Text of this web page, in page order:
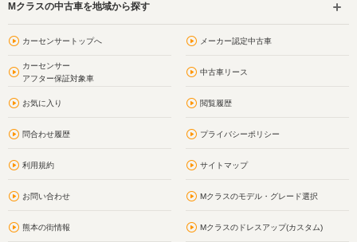
Mクラスの中古車を地域から探す
カーセンサートップへ メーカー認定中古車
カーセンサー
アフター保証対象車
中古車リース
お気に入り 閲覧履歴
問合わせ履歴 プライバシーポリシー
利用規約 サイトマップ
お問い合わせ Mクラスのモデル・グレード選択
熊本の街情報 Mクラスのドレスアップ(カスタム)